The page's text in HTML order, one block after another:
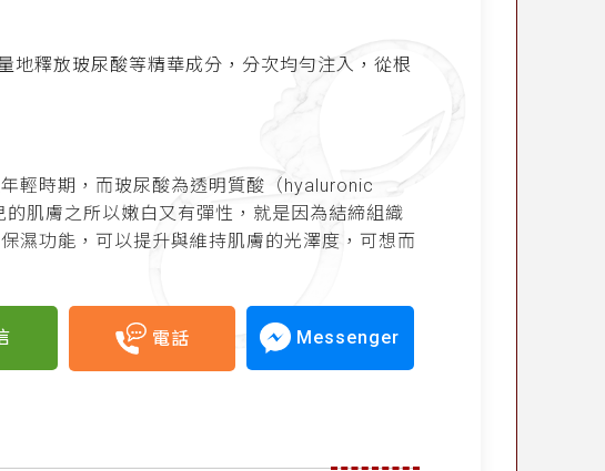
地釋放玻尿酸等精華成分，分次均勻注入，從根
輕時期，而玻尿酸為透明質酸（hyaluronic
肌膚之所以嫩白又有彈性，就是因為結締組織
濕功能，可以提升與維持肌膚的光澤度，可想而
電話 Messenger